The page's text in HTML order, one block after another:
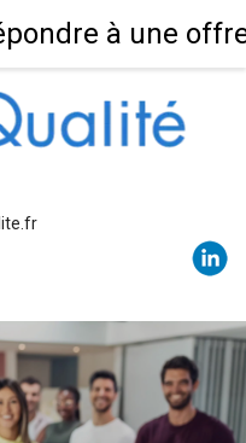
à une